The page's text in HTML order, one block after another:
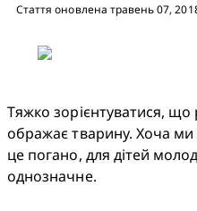
Стаття оновлена травень 07,
Тяжко зорієнтуватися,
ображає тварину. Хоча
це погано, для дітей
однозначне.